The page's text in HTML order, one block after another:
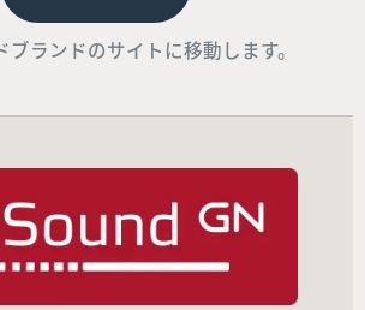
ランドのサイトに移動します。